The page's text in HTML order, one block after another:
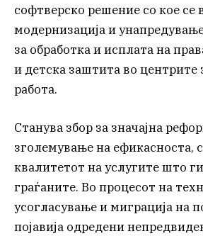
софтверско решение со кое се
модернизација и
за обработка и исплата на
и детска заштита во центрите
работа.
Станува збор за значајна
зголемување на ефикасноста,
квалитетот на услугите што
граѓаните. Во процесот на
усогласување и миграција на
појавија одредени